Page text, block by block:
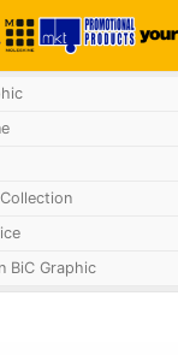
BiC Graphic